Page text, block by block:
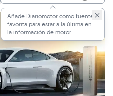
Añade Diariomotor como fuente
favorita para estar a la última en
la información de motor.